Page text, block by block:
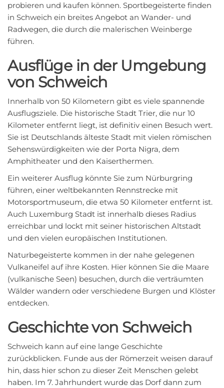
probieren und kaufen können. Sportbegeisterte finden
in Schweich ein breites Angebot an Wander- und
Radwegen, die durch die malerischen Weinberge
führen.
Ausflüge in der Umgebung
von Schweich
Innerhalb von 50 Kilometern gibt es viele spannende
Ausflugsziele. Die historische Stadt Trier, die nur 10
Kilometer entfernt liegt, ist definitiv einen Besuch wert.
Sie ist Deutschlands älteste Stadt mit vielen römischen
Sehenswürdigkeiten wie der Porta Nigra, dem
Amphitheater und den Kaiserthermen.
Ein weiterer Ausflug könnte Sie zum Nürburgring
führen, einer weltbekannten Rennstrecke mit
Motorsportmuseum, die etwa 50 Kilometer entfernt ist.
Auch Luxemburg Stadt ist innerhalb dieses Radius
erreichbar und lockt mit seiner historischen Altstadt
und den vielen europäischen Institutionen.
Naturbegeisterte kommen in der nahe gelegenen
Vulkaneifel auf ihre Kosten. Hier können Sie die Maare
(vulkanische Seen) besuchen, durch die verträumten
Wälder wandern oder verschiedene Burgen und Klöster
entdecken.
Geschichte von Schweich
Schweich kann auf eine lange Geschichte
zurückblicken. Funde aus der Römerzeit weisen darauf
hin, dass hier schon zu dieser Zeit Menschen gelebt
haben. Im 7. Jahrhundert wurde das Dorf dann zum